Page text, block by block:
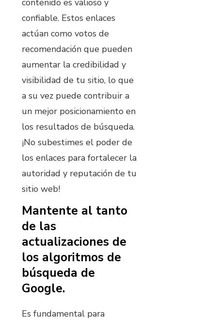
contenido es valioso y
confiable. Estos enlaces
actúan como votos de
recomendación que pueden
aumentar la credibilidad y
visibilidad de tu sitio, lo que
a su vez puede contribuir a
un mejor posicionamiento en
los resultados de búsqueda.
¡No subestimes el poder de
los enlaces para fortalecer la
autoridad y reputación de tu
sitio web!
Mantente al tanto
de las
actualizaciones de
los algoritmos de
búsqueda de
Google.
Es fundamental para